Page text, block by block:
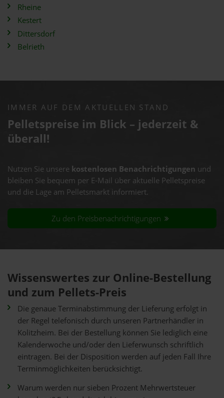
Rheine
Kestert
Dittersdorf
Belrieth
IMMER AUF DEM AKTUELLEN STAND
Pelletspreise im Blick – jederzeit &
überall!
Nutzen Sie unsere kostenlosen Benachrichtigungen und
bleiben Sie bequem per E-Mail über aktuelle Pelletspreise
und die Lage am Pelletsmarkt informiert.
Zu den Preisbenachrichtigungen
Wissenswertes zur Online-Bestellung
und zum Pellets-Preis
Die genaue Terminabstimmung der Lieferung erfolgt in
der Regel telefonisch durch unseren Partnerhändler in
Kolitzheim. Bei der Bestellung können Sie lediglich eine
Kalenderwoche und/oder den Lieferwunsch schriftlich
eintragen. Bei der Disposition werden auf jeden Fall Ihre
Terminmöglichkeiten berücksichtigt.
Warum werden nur sieben Prozent Mehrwertsteuer